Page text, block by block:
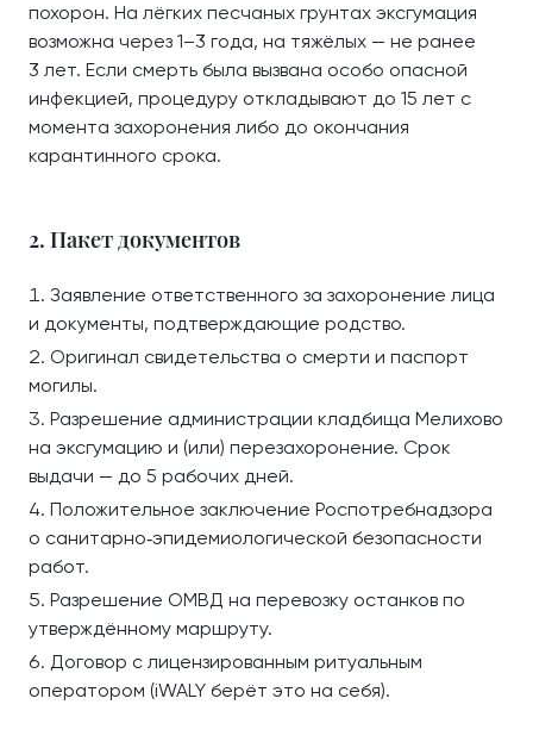
похорон. На лёгких песчаных грунтах эксгумация
возможна через 1–3 года, на тяжёлых — не ранее
3 лет. Если смерть была вызвана особо опасной
инфекцией, процедуру откладывают до 15 лет с
момента захоронения либо до окончания
карантинного срока.
2. Пакет документов
Заявление ответственного за захоронение лица
и документы, подтверждающие родство.
Оригинал свидетельства о смерти и паспорт
могилы.
Разрешение администрации кладбища Мелихово
на эксгумацию и (или) перезахоронение. Срок
выдачи — до 5 рабочих дней.
Положительное заключение Роспотребнадзора
о санитарно‑эпидемиологической безопасности
работ.
Разрешение ОМВД на перевозку останков по
утверждённому маршруту.
Договор с лицензированным ритуальным
оператором (iWALY берёт это на себя).